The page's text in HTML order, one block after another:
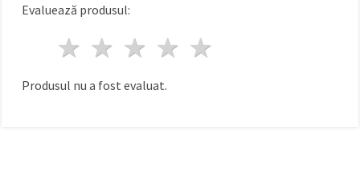
Setări
Evaluează produsul:
4 stele
3 stele
2 stele
1 stea
Produsul nu a fost evaluat.